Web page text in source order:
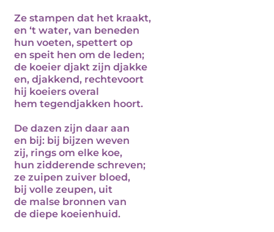
Ze stampen dat het kraakt,
en ‘t water, van beneden
hun voeten, spettert op
en speit hen om de leden;
de koeier djakt zijn djakke
en, djakkend, rechtevoort
hij koeiers overal
hem tegendjakken hoort.
De dazen zijn daar aan
en bij: bij bijzen weven
zij, rings om elke koe,
hun zidderende schreven;
ze zuipen zuiver bloed,
bij volle zeupen, uit
de malse bronnen van
de diepe koeienhuid.